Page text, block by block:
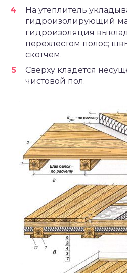
На утеплитель
гидроизолирующий
гидроизоляция
перехлестом полос;
скотчем.
Сверху кладется
чистовой пол.